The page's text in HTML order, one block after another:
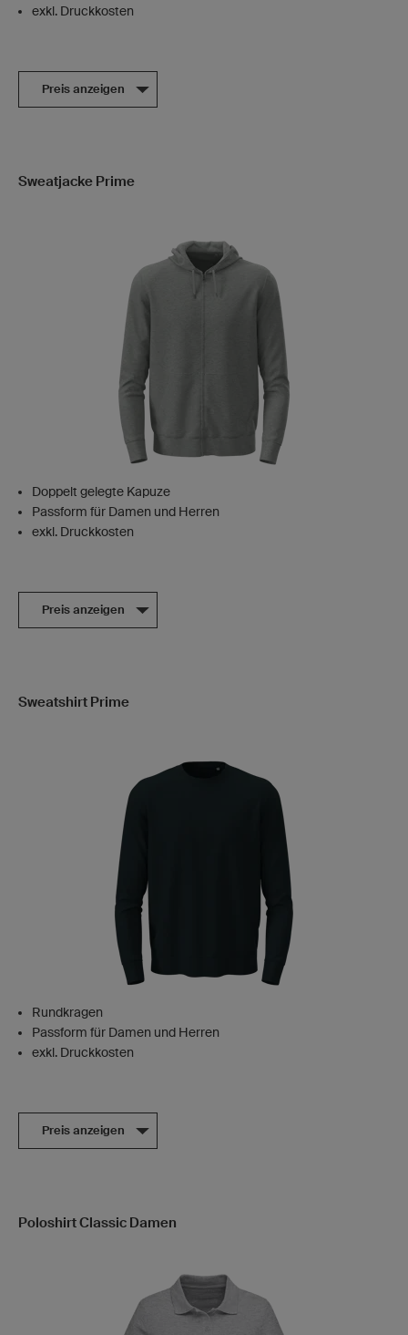
exkl. Druckkosten
Preis anzeigen
Sweatjacke Prime
Doppelt gelegte Kapuze
Passform für Damen und Herren
exkl. Druckkosten
Preis anzeigen
Sweatshirt Prime
Rundkragen
Passform für Damen und Herren
exkl. Druckkosten
Preis anzeigen
Poloshirt Classic Damen